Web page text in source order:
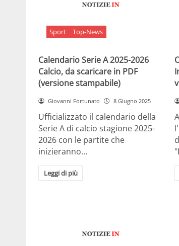
Sport Top-News
Calendario Serie A 2025-2026
Calcio, da scaricare in PDF
(versione stampabile)
Giovanni Fortunato 8 Giugno 2025
Ufficializzato il calendario della
Serie A di calcio stagione 2025-
2026 con le partite che
inizieranno…
Leggi di più